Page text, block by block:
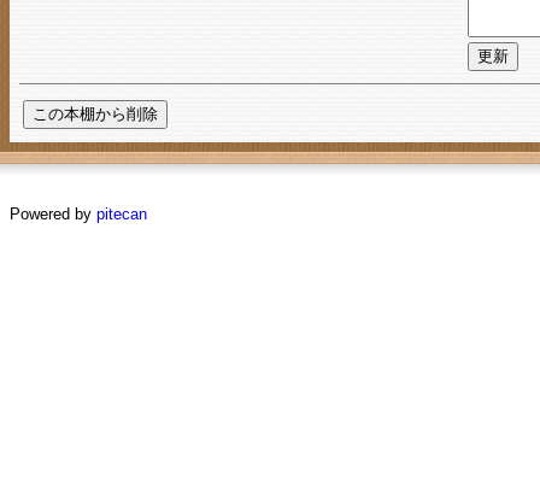
Powered by pitecan